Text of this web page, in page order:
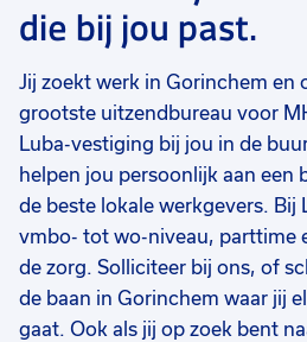
die bij jou past.
Jij zoekt werk in Gorinchem en
grootste uitzendbureau voor
Luba-vestiging bij jou in de
helpen jou persoonlijk aan een
de beste lokale werkgevers. Bij
vmbo- tot wo-niveau, parttime
de zorg. Solliciteer bij ons, of
de baan in Gorinchem waar jij
gaat. Ook als jij op zoek bent